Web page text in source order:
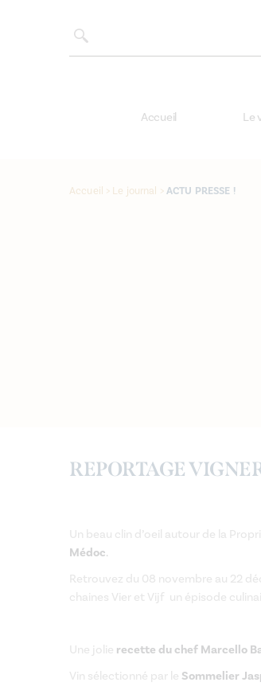
Accueil Le
Accueil > Le journal >ACTU PRESSE !
REPORTAGE
Un beau clin d’oeil autour de la
Médoc.
Retrouvez du 08 novembre au 22
chaines Vier et Vijf un épisode
Une jolie recette du chef Marcello
Vin sélectionné par le Sommelier